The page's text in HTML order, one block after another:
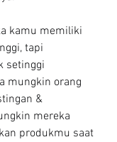
kamu memiliki
tapi
setinggi
mungkin orang
&
mereka
produkmu saat